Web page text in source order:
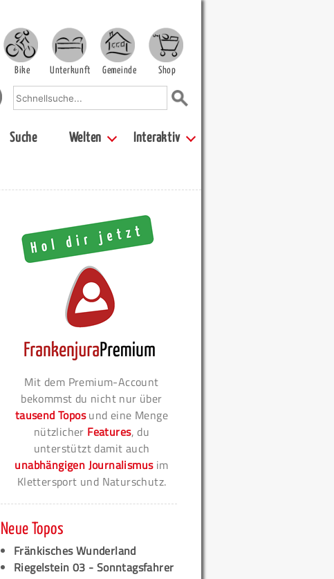
Bike Unterkunft Gemeinde Shop
Suche Welten Interaktiv
Mit dem Premium-Account
bekommst du nicht nur über
tausend Toposund eine Menge
nützlicher Features, du
unterstützt damit auch
unabhängigen Journalismusim
Klettersport und Naturschutz.
Neue Topos
Fränkisches Wunderland
Riegelstein 03 - Sonntagsfahrer